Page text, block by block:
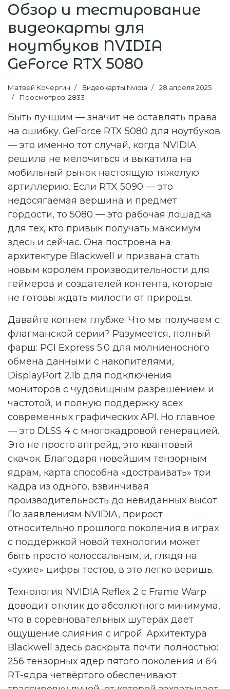
Обзор и тестирование
видеокарты для
ноутбуков NVIDIA
GeForce RTX 5080
Матвей Кочергин Видеокарты Nvidia
28 апреля 2025
Просмотров: 2833
Быть лучшим — значит не оставлять права
на ошибку. GeForce RTX 5080 для ноутбуков
— это именно тот случай, когда NVIDIA
решила не мелочиться и выкатила на
мобильный рынок настоящую тяжелую
артиллерию. Если RTX 5090 — это
недосягаемая вершина и предмет
гордости, то 5080 — это рабочая лошадка
для тех, кто привык получать максимум
здесь и сейчас. Она построена на
архитектуре Blackwell и призвана стать
новым королем производительности для
геймеров и создателей контента, которые
не готовы ждать милости от природы.
Давайте копнем глубже. Что мы получаем с
флагманской серии? Разумеется, полный
фарш: PCI Express 5.0 для молниеносного
обмена данными с накопителями,
DisplayPort 2.1b для подключения
мониторов с чудовищным разрешением и
частотой, и полную поддержку всех
современных графических API. Но главное
— это DLSS 4 с многокадровой генерацией.
Это не просто апгрейд, это квантовый
скачок. Благодаря новейшим тензорным
ядрам, карта способна «достраивать» три
кадра из одного, взвинчивая
производительность до невиданных высот.
По заявлениям NVIDIA, прирост
относительно прошлого поколения в играх
с поддержкой новой технологии может
быть просто колоссальным, и, глядя на
«сухие» цифры тестов, в это легко веришь.
Технология NVIDIA Reflex 2 с Frame Warp
доводит отклик до абсолютного минимума,
что в соревновательных шутерах дает
ощущение слияния с игрой. Архитектура
Blackwell здесь раскрыта почти полностью:
256 тензорных ядер пятого поколения и 64
RT-ядра четвёртого обеспечивают